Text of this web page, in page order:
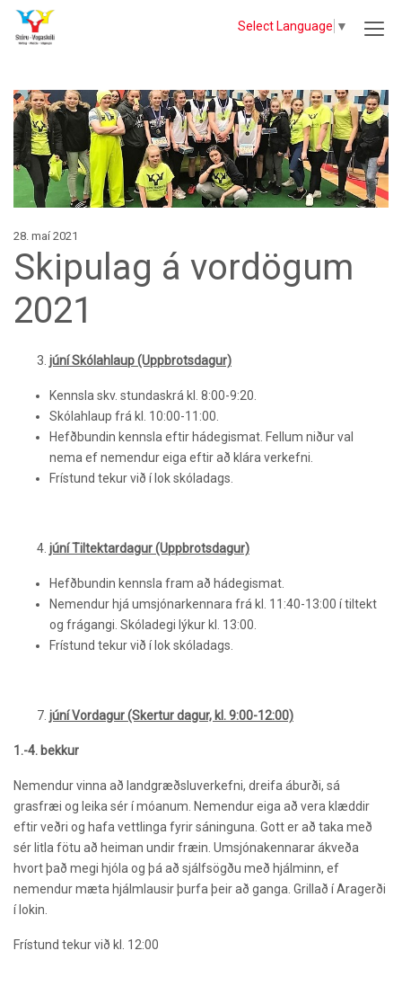
Select Language ▼
28. maí 2021
Skipulag á vordögum
2021
júní Skólahlaup (Uppbrotsdagur)
Kennsla skv. stundaskrá kl. 8:00-9:20.
Skólahlaup frá kl. 10:00-11:00.
Hefðbundin kennsla eftir hádegismat. Fellum niður val
nema ef nemendur eiga eftir að klára verkefni.
Frístund tekur við í lok skóladags.
júní Tiltektardagur (Uppbrotsdagur)
Hefðbundin kennsla fram að hádegismat.
Nemendur hjá umsjónarkennara frá kl. 11:40-13:00 í tiltekt
og frágangi. Skóladegi lýkur kl. 13:00.
Frístund tekur við í lok skóladags.
júní Vordagur (Skertur dagur, kl. 9:00-12:00)
1.-4. bekkur
Nemendur vinna að landgræðsluverkefni, dreifa áburði, sá
grasfræi og leika sér í móanum. Nemendur eiga að vera klæddir
eftir veðri og hafa vettlinga fyrir sáninguna. Gott er að taka með
sér litla fötu að heiman undir fræin. Umsjónakennarar ákveða
hvort það megi hjóla og þá að sjálfsögðu með hjálminn, ef
nemendur mæta hjálmlausir þurfa þeir að ganga. Grillað í Aragerði
í lokin.
Frístund tekur við kl. 12:00